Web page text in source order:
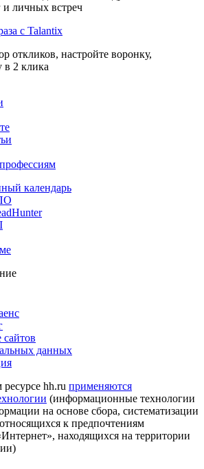
и личных встреч
с Talantix
откликов, настройте воронку,
в 2 клика
календарь
сайтов
данных
hh.ru применяются
(информационные технологии
на основе сбора, систематизации
к предпочтениям
находящихся на территории